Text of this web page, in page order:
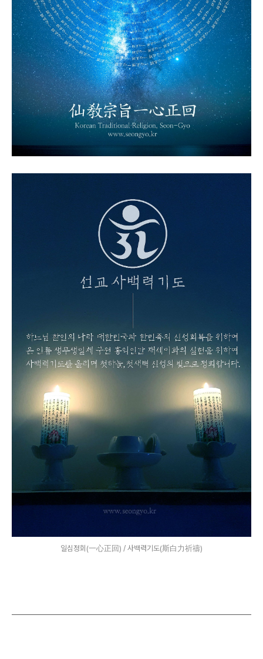
일심정회(一心正回) / 사백력기도(斯白力祈禱)